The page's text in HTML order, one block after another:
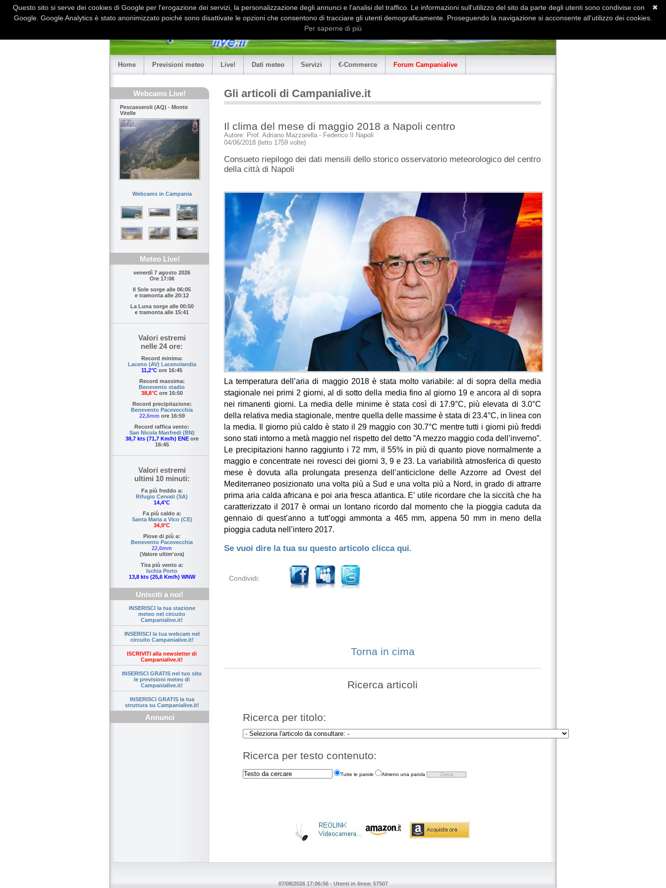
Home Previsioni meteo Live! Dati meteo Servizi €-Commerce Forum Campanialive
Webcams Live!
Pescasseroli (AQ) - Monte
Vitelle
Webcams in Campania
Meteo Live!
venerdì 7 agosto 2026
Ore 17:06
Il Sole sorge alle 06:05
e tramonta alle 20:12
La Luna sorge alle 00:50
e tramonta alle 15:41
Valori estremi
nelle 24 ore:
Record minima:
Laceno (AV) Lacenolandia
11,2°C ore 16:45
Record massima:
Benevento stadio
38,8°Core 16:50
Record precipitazione:
Benevento Pacevecchia
22,6mm ore 16:59
Record raffica vento:
San Nicola Manfredi (BN)
38,7 kts (71,7 Km/h) ENEore
16:45
Valori estremi
ultimi 10 minuti:
Fa più freddo a:
Rifugio Cervati (SA)
14,4°C
Fa più caldo a:
Santa Maria a Vico (CE)
34,9°C
Piove di più a:
Benevento Pacevecchia
22,6mm
(Valore ultim'ora)
Tira più vento a:
Ischia Porto
13,8 kts (25,6 Km/h) WNW
Unisciti a noi!
INSERISCI la tua stazione
meteo nel circuito
Campanialive.it!
INSERISCI la tua webcam nel
circuito Campanialive.it!
ISCRIVITI alla newsletter di
Campanialive.it!
INSERISCI GRATIS nel tuo sito
le previsioni meteo di
Campanialive.it!
INSERISCI GRATIS la tua
struttura su Campanialive.it!
Annunci
Gli articoli di Campanialive.it
Il clima del mese di maggio 2018 a Napoli centro
Autore: Prof. Adriano Mazzarella - Federico II Napoli
04/06/2018 (letto 1759 volte)
Consueto riepilogo dei dati mensili dello storico osservatorio meteorologico del centro
della città di Napoli
La temperatura dell’aria di maggio 2018 è stata molto variabile: al di sopra della media
stagionale nei primi 2 giorni, al di sotto della media fino al giorno 19 e ancora al di sopra
nei rimanenti giorni. La media delle minime è stata così di 17.9°C, più elevata di 3.0°C
della relativa media stagionale, mentre quella delle massime è stata di 23.4°C, in linea con
la media. Il giorno più caldo è stato il 29 maggio con 30.7°C mentre tutti i giorni più freddi
sono stati intorno a metà maggio nel rispetto del detto ”A mezzo maggio coda dell’inverno”.
Le precipitazioni hanno raggiunto i 72 mm, il 55% in più di quanto piove normalmente a
maggio e concentrate nei rovesci dei giorni 3, 9 e 23. La variabilità atmosferica di questo
mese è dovuta alla prolungata presenza dell’anticiclone delle Azzorre ad Ovest del
Mediterraneo posizionato una volta più a Sud e una volta più a Nord, in grado di attrarre
prima aria calda africana e poi aria fresca atlantica. E’ utile ricordare che la siccità che ha
caratterizzato il 2017 è ormai un lontano ricordo dal momento che la pioggia caduta da
gennaio di quest’anno a tutt’oggi ammonta a 465 mm, appena 50 mm in meno della
pioggia caduta nell’intero 2017.
Se vuoi dire la tua su questo articolo clicca qui.
Condividi:
Torna in cima
Ricerca articoli
Ricerca per titolo:
Ricerca per testo contenuto:
Tutte le parole Almeno una parola
07/08/2026 17:06:56 - Utenti in linea: 57507
✖
Questo sito si serve dei cookies di Google per l'erogazione dei servizi, la personalizzazione degli annunci e l'analisi del traffico. Le informazioni sull'utilizzo del sito da parte degli utenti sono condivise con
Google. Google Analytics è stato anonimizzato poiché sono disattivate le opzioni che consentono di tracciare gli utenti demograficamente. Proseguendo la navigazione si acconsente all'utilizzo dei cookies.
Per saperne di più